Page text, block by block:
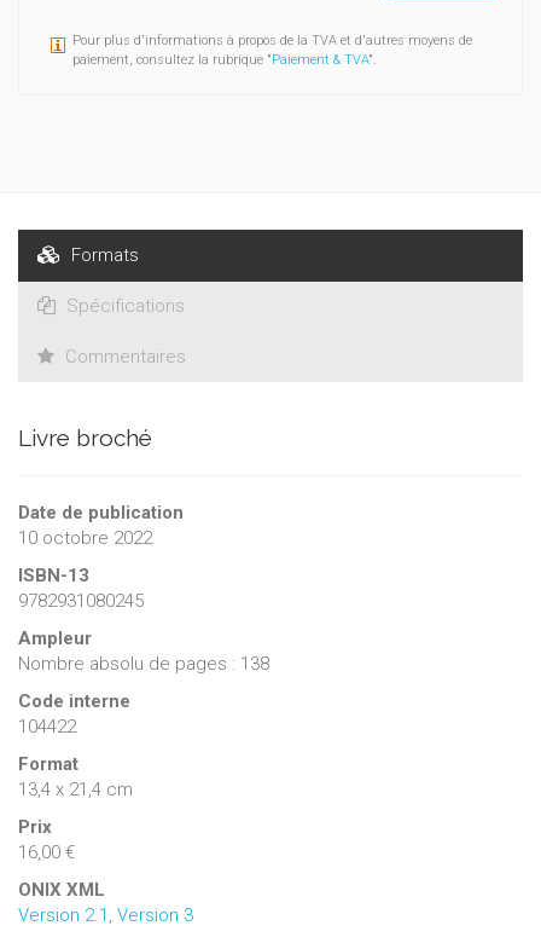
Pour plus d'informations à propos de la TVA et d'autres moyens de
paiement, consultez la rubrique "Paiement & TVA".
Formats
Spécifications
Commentaires
Livre broché
Date de publication
10 octobre 2022
ISBN-13
9782931080245
Ampleur
Nombre absolu de pages : 138
Code interne
104422
Format
13,4 x 21,4 cm
Prix
16,00 €
ONIX XML
Version 2.1 Version 3